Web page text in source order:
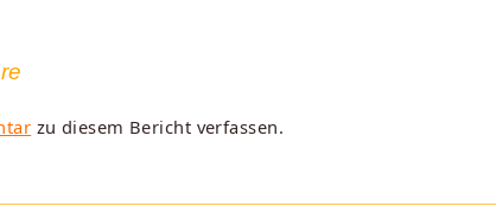
zu diesem Bericht verfassen.